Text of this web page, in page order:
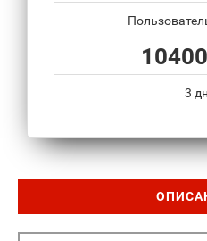
3